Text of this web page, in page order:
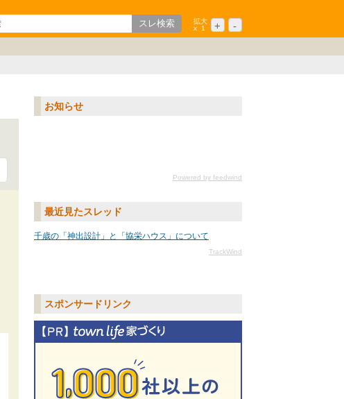
拡大
x
1 + -
お知らせ
Powered by feedwind
最近見たスレッド
千歳の「神出設計」と「協栄ハウス」について
TrackWind
スポンサードリンク